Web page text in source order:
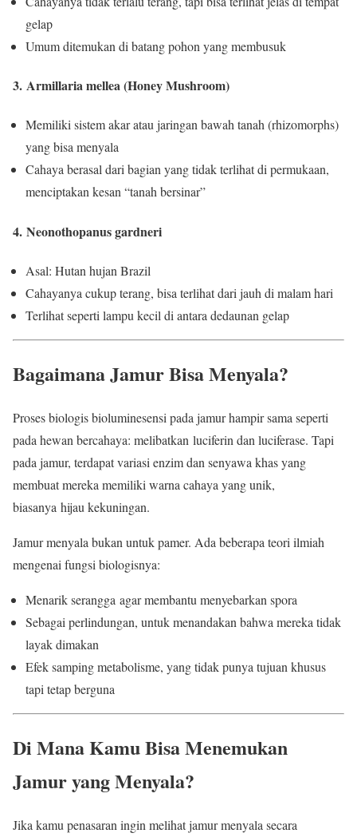
gelap
Umum ditemukan di batang pohon yang membusuk
3. Armillaria mellea (Honey Mushroom)
Memiliki sistem akar atau jaringan bawah tanah (rhizomorphs)
yang bisa menyala
Cahaya berasal dari bagian yang tidak terlihat di permukaan,
menciptakan kesan “tanah bersinar”
4. Neonothopanus gardneri
Asal: Hutan hujan Brazil
Cahayanya cukup terang, bisa terlihat dari jauh di malam hari
Terlihat seperti lampu kecil di antara dedaunan gelap
Bagaimana Jamur Bisa Menyala?
Proses biologis bioluminesensi pada jamur hampir sama seperti
pada hewan bercahaya: melibatkan luciferin dan luciferase. Tapi
pada jamur, terdapat variasi enzim dan senyawa khas yang
membuat mereka memiliki warna cahaya yang unik,
biasanya hijau kekuningan.
Jamur menyala bukan untuk pamer. Ada beberapa teori ilmiah
mengenai fungsi biologisnya:
Menarik serangga agar membantu menyebarkan spora
Sebagai perlindungan, untuk menandakan bahwa mereka tidak
layak dimakan
Efek samping metabolisme, yang tidak punya tujuan khusus
tapi tetap berguna
Di Mana Kamu Bisa Menemukan
Jamur yang Menyala?
Jika kamu penasaran ingin melihat jamur menyala secara